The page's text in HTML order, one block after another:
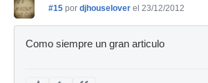
#15 por djhouselover el 23/12/2012
Como siempre un gran articulo